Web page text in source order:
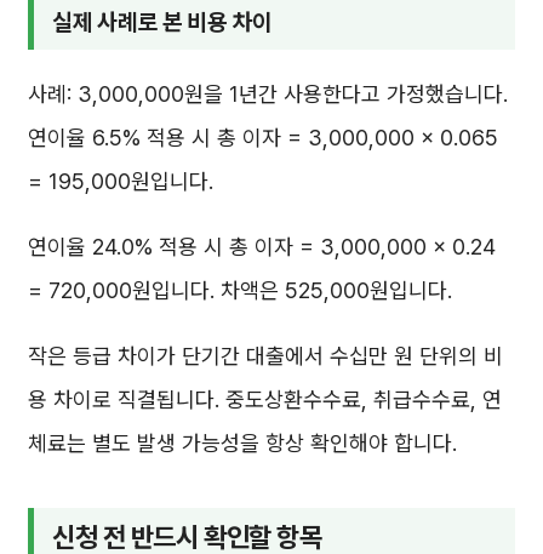
실제 사례로 본 비용 차이
사례: 3,000,000원을 1년간 사용한다고 가정했습니다.
연이율 6.5% 적용 시 총 이자 = 3,000,000 × 0.065
= 195,000원입니다.
연이율 24.0% 적용 시 총 이자 = 3,000,000 × 0.24
= 720,000원입니다. 차액은 525,000원입니다.
작은 등급 차이가 단기간 대출에서 수십만 원 단위의 비
용 차이로 직결됩니다. 중도상환수수료, 취급수수료, 연
체료는 별도 발생 가능성을 항상 확인해야 합니다.
신청 전 반드시 확인할 항목